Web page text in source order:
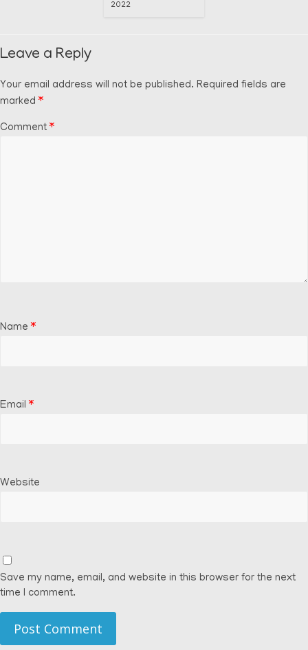
2022
Leave a Reply
Your email address will not be published. Required fields are
marked *
Comment *
Name *
Email *
Website
Save my name, email, and website in this browser for the next
time I comment.